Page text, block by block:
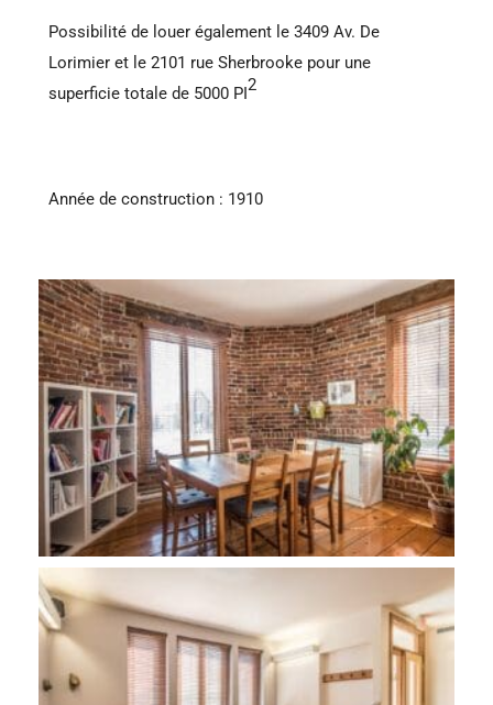
Possibilité de louer également le 3409 Av. De
Lorimier et le 2101 rue Sherbrooke pour une
superficie totale de 5000 PI2
Année de construction : 1910